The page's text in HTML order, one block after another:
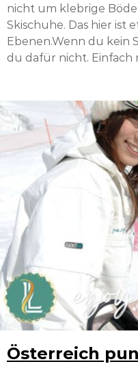
nicht um klebrige
Skischuhe. Das hier ist
Ebenen.Wenn du kein
du dafür nicht. Einfach
Österreich